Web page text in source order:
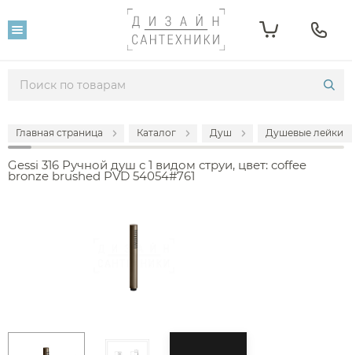
Главная страница Каталог Душ Душевые лейки
Gessi 316 Ручной душ с 1 видом струи, цвет: coffee
bronze brushed PVD 54054#761